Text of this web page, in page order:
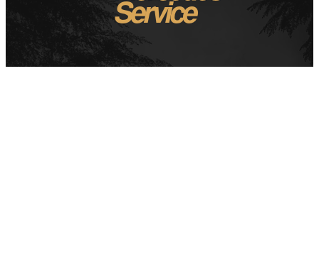
Service